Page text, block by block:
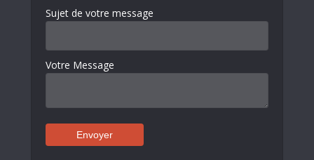
Sujet de votre message
Votre Message